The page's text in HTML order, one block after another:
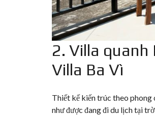
2. Villa quanh
Villa Ba Vì
Thiết kế kiến trúc theo phong
như được đang đi du lịch tại